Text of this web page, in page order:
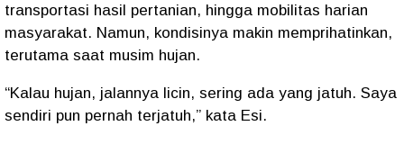
transportasi hasil pertanian, hingga mobilitas harian
masyarakat. Namun, kondisinya makin memprihatinkan,
terutama saat musim hujan.
“Kalau hujan, jalannya licin, sering ada yang jatuh. Saya
sendiri pun pernah terjatuh,” kata Esi.